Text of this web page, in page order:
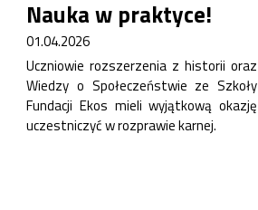
Zajęcia pozalekcyjne
Nauka w praktyce!
01.04.2026
Uczniowie rozszerzenia z historii oraz
Wiedzy o Społeczeństwie ze Szkoły
Fundacji Ekos mieli wyjątkową okazję
uczestniczyć w rozprawie karnej.